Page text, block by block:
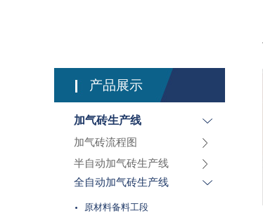
产品展示
加气砖生产线
加气砖流程图
半自动加气砖生产线
全自动加气砖生产线
原材料备料工段